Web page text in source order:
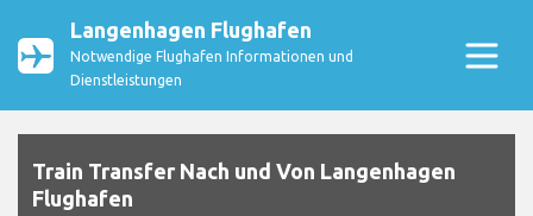
Langenhagen Flughafen
Notwendige Flughafen Informationen und
Dienstleistungen
Train Transfer Nach und Von Langenhagen
Flughafen